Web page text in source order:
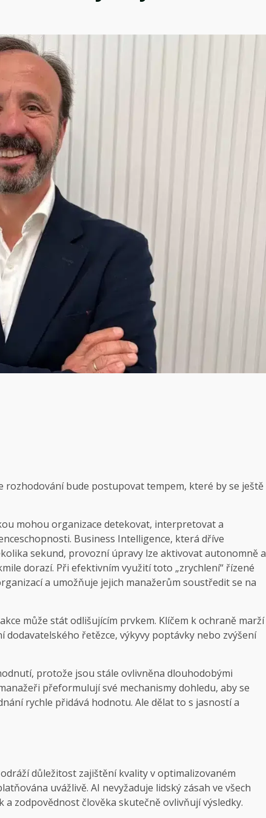
rozhodování bude postupovat tempem, které by se ještě
mohou organizace detekovat, interpretovat a
Business Intelligence, která dříve
sekund, provozní úpravy lze aktivovat autonomně a
dorazí. Při efektivním využití toto „zrychlení“ řízené
a umožňuje jejich manažerům soustředit se na
může stát odlišujícím prvkem. Klíčem k ochraně marží
řetězce, výkyvy poptávky nebo zvýšení
protože jsou stále ovlivněna dlouhodobými
přeformulují své mechanismy dohledu, aby se
rychle přidává hodnotu. Ale dělat to s jasností a
důležitost zajištění kvality v optimalizovaném
uvážlivě. AI nevyžaduje lidský zásah ve všech
zodpovědnost člověka skutečně ovlivňují výsledky.